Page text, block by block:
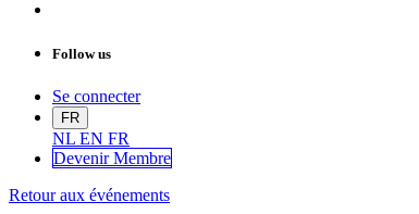
Follow us
Se connecter
FR
NL EN FR
Devenir Membre
Retour aux événements